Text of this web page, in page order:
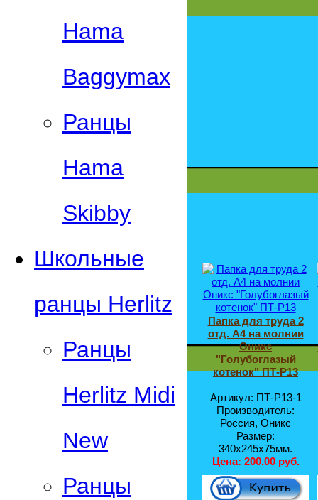
Hama
Baggymax
Ранцы
Hama
Skibby
Школьные
ранцы Herlitz
Ранцы
Herlitz Midi
New
Ранцы
Папка для труда 2
отд. А4 на молнии
Оникс
"Голубоглазый
котенок" ПТ-Р13
Артикул: ПТ-Р13-1
Производитель:
Россия, Оникс
Размер:
340х245х75мм.
Цена: 200.00 руб.